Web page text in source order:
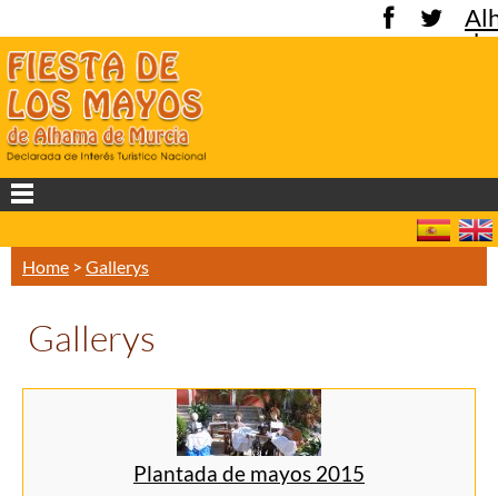
de
Home > Gallerys
Gallerys
Plantada de mayos 2015